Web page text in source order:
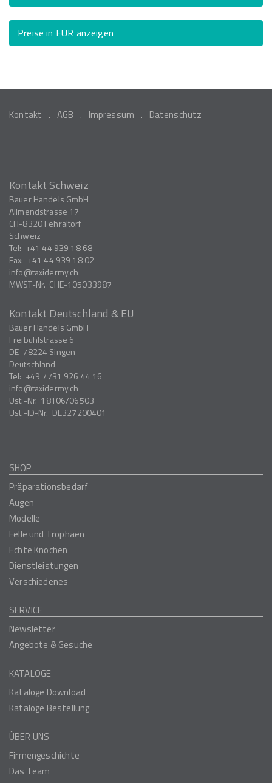
Preise in EUR anzeigen
Kontakt AGB Impressum Datenschutz
Kontakt Schweiz
Bauer Handels GmbH
Allmendstrasse 17
CH-8320Fehraltorf
Schweiz
Tel: +41 44 939 18 68
Fax: +41 44 939 18 02
info
taxidermy.ch
MWST-Nr. CHE-105033987
Kontakt Deutschland & EU
Bauer Handels GmbH
Freibühlstrasse 6
DE-78224 Singen
Deutschland
Tel: +49 7731 926 44 16
info
taxidermy.ch
Ust.-Nr. 18106/06503
Ust.-ID-Nr. DE327200401
SHOP
Präparationsbedarf
Augen
Modelle
Felle und Trophäen
Echte Knochen
Dienstleistungen
Verschiedenes
SERVICE
Newsletter
Angebote & Gesuche
KATALOGE
Kataloge Download
Kataloge Bestellung
ÜBER UNS
Firmengeschichte
Das Team